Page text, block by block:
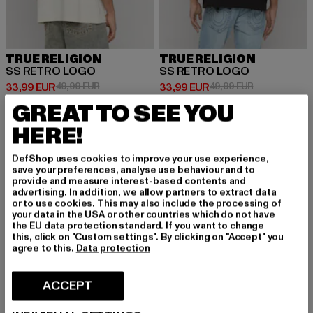
TRUE RELIGION
SS RETRO LOGO
33,99 EUR
Ajankohtainen hinta: 33,99 EUR
49,99 EURKampanjahinta: 49,99 EUR
TRUE RELIGION
SS RETRO LOGO
33,99 EUR
Ajankohtainen hinta: 33,99 EUR
49,99 EUR
-13%
GREAT TO SEE YOU
HERE!
DefShop uses cookies to improve your use experience,
save your preferences, analyse use behaviour and to
provide and measure interest-based contents and
advertising. In addition, we allow partners to extract data
or to use cookies. This may also include the processing of
your data in the USA or other countries which do not have
the EU data protection standard. If you want to change
this, click on "Custom settings". By clicking on "Accept" you
agree to this. Data protection
ACCEPT